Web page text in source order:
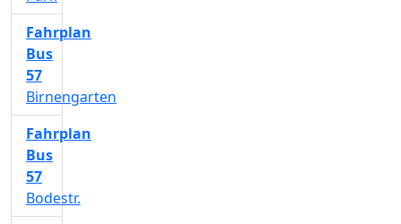
Fahrplan
Bus
57
Birnengarten
Fahrplan
Bus
57
Bodestr.